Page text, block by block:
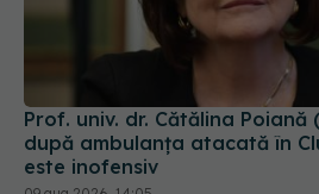
Prof. univ. dr. Cătălina Poiană
după ambulanța atacată în
09 aug 2026, 14:05